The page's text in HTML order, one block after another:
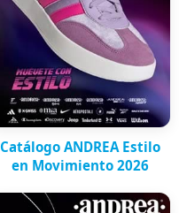
Catálogo ANDREA Estilo
en Movimiento 2026